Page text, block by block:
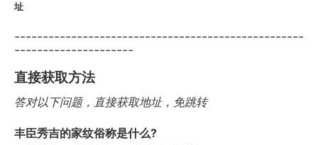
址
---------------------------------------------------
---------------------
直接获取方法
答对以下问题，直接获取地址，免跳转
丰臣秀吉的家纹俗称是什么?